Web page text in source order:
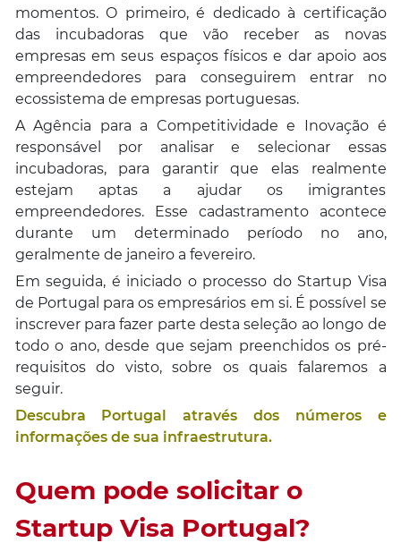
momentos. O primeiro, é dedicado à certificação
das incubadoras que vão receber as novas
empresas em seus espaços físicos e dar apoio aos
empreendedores para conseguirem entrar no
ecossistema de empresas portuguesas.
A Agência para a Competitividade e Inovação é
responsável por analisar e selecionar essas
incubadoras, para garantir que elas realmente
estejam aptas a ajudar os imigrantes
empreendedores. Esse cadastramento acontece
durante um determinado período no ano,
geralmente de janeiro a fevereiro.
Em seguida, é iniciado o processo do Startup Visa
de Portugal para os empresários em si. É possível se
inscrever para fazer parte desta seleção ao longo de
todo o ano, desde que sejam preenchidos os pré-
requisitos do visto, sobre os quais falaremos a
seguir.
Descubra Portugal através dos números e
informações de sua infraestrutura.
Quem pode solicitar o
Startup Visa Portugal?